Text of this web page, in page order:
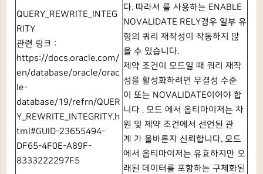
QUERY_REWRITE_INTEG
RITY
관련 링크 :
https://docs.oracle.com/
en/database/oracle/orac
le-
database/19/refrn/QUER
Y_REWRITE_INTEGRITY.h
tml#GUID-23655494-
DF65-4F0E-A89F-
8333222297F5
다. 따라서 를 사용하는 ENABLE
NOVALIDATE RELY경우 일부 유
형의 쿼리 재작성이 작동하지 않
을 수 있습니다.
제약 조건이 모드일 때 쿼리 재작
성을 활성화하려면 무결성 수준
이 또는 NOVALIDATE이어야 합
니다 . 모드 에서 옵티마이저는 차
원 및 제약 조건에서 선언된 관
계 가 올바른지 신뢰합니다. 모드
에서 옵티마이저는 유효하지만 오
래된 데이터를 포함하는 구체화된